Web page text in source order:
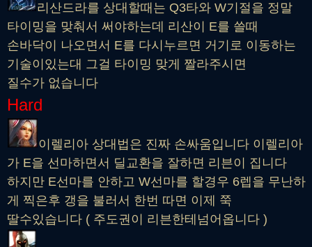
리산드라를 상대할때는 Q3타와 W기절을 정말
타이밍을 맞춰서 써야하는데 리산이 E를 쓸때
손바닥이 나오면서 E를 다시누르면 거기로 이동하는
기술이있는대 그걸 타이밍 맞게 짤라주시면
질수가 없습니다
Hard
이렐리아 상대법은 진짜 손싸움입니다 이렐리아
가 E을 선마하면서 딜교환을 잘하면 리븐이 집니다
하지만 E선마를 안하고 W선마를 할경우 6렙을 무난하
게 찍은후 갱을 불러서 한번 따면 이제 쭉
딸수있습니다 ( 주도권이 리븐한테넘어옵니다 )